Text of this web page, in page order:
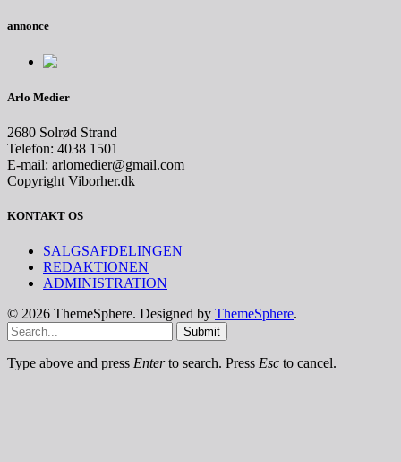
annonce
Arlo Medier
2680 Solrød Strand
Telefon: 4038 1501
E-mail: arlomedier@gmail.com
Copyright Viborher.dk
KONTAKT OS
SALGSAFDELINGEN
REDAKTIONEN
ADMINISTRATION
© 2026 ThemeSphere. Designed by ThemeSphere.
Submit
Type above and press Enterto search. Press Esc to cancel.